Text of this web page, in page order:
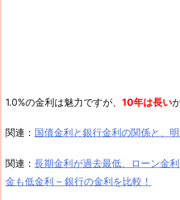
1.0%の金利は魅力ですが、 10年は長い
関連： 国債金利と銀行金利の関係と、
関連： 長期金利が過去最低、ローン金
金も低金利 – 銀行の金利を比較！